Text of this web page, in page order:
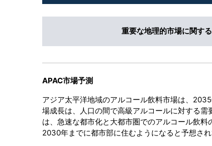
重要な地理的市場に関す
APAC市場予測
アジア太平洋地域のアルコール飲料市場は、
場成長は、人口の間で高級アルコールに対する
は、急速な都市化と大都市圏でのアルコール飲
2030年までに都市部に住むようになると予想され